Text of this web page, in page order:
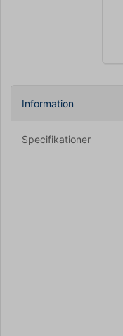
Information
Specifikationer